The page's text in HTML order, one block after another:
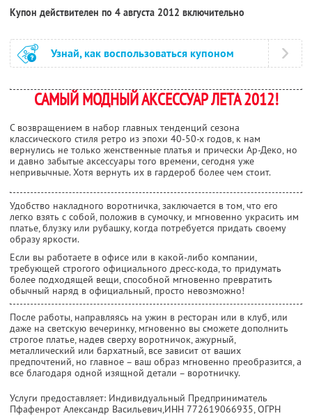
Купон действителен по 4 августа 2012 включительно
Узнай, как воспользоваться купоном
САМЫЙ МОДНЫЙ АКСЕССУАР ЛЕТА 2012!
С возвращением в набор главных тенденций сезона
классического стиля ретро из эпохи 40-50-х годов, к нам
вернулись не только женственные платья и прически Ар-Деко, но
и давно забытые аксессуары того времени, сегодня уже
непривычные. Хотя вернуть их в гардероб более чем стоит.
Удобство накладного воротничка, заключается в том, что его
легко взять с собой, положив в сумочку, и мгновенно украсить им
платье, блузку или рубашку, когда потребуется придать своему
образу яркости.
Если вы работаете в офисе или в какой-либо компании,
требующей строгого официального дресс-кода, то придумать
более подходящей вещи, способной мгновенно превратить
обычный наряд в официальный, просто невозможно!
После работы, направляясь на ужин в ресторан или в клуб, или
даже на светскую вечеринку, мгновенно вы сможете дополнить
строгое платье, надев сверху воротничок, ажурный,
металлический или бархатный, все зависит от ваших
предпочтений, но главное – ваш образ мгновенно преобразится, а
все благодаря одной изящной детали – воротничку.
Услуги предоставляет: Индивидуальный Предприниматель
Пфафенрот Александр Васильевич,ИНН 772619066935, ОГРН